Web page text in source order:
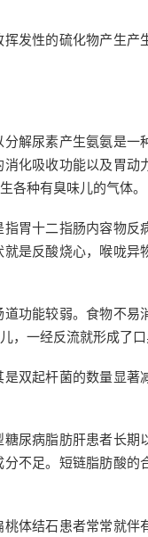
发性的硫化物产生
解尿素产生氨氨是
化吸收功能以及胃
各种有臭味儿的气体。
胃十二指肠内容物
是反酸烧心，喉咙
功能较弱。食物不
，一经反流就形成了口
双起杆菌的数量显
尿病脂肪肝患者长期
不足。短链脂肪酸
体结石患者常常就